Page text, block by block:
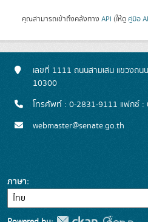
คุณสามารถเข้าถึงคลังทาง API (ให้ดู คู่มือ
เลขที่ 1111 ถนนสามเสน แขวงถ
10300
โทรศัพท์ : 0-2831-9111 แฟกซ์ :
webmaster@senate.go.th
ภาษา